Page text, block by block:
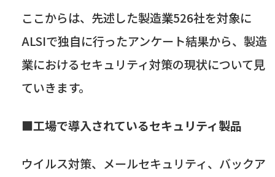
ここからは、先述した製造業526社を対象に
ALSIで独自に行ったアンケート結果から、製造
業におけるセキュリティ対策の現状について見
ていきます。
■工場で導入されているセキュリティ製品
ウイルス対策、メールセキュリティ、バックア